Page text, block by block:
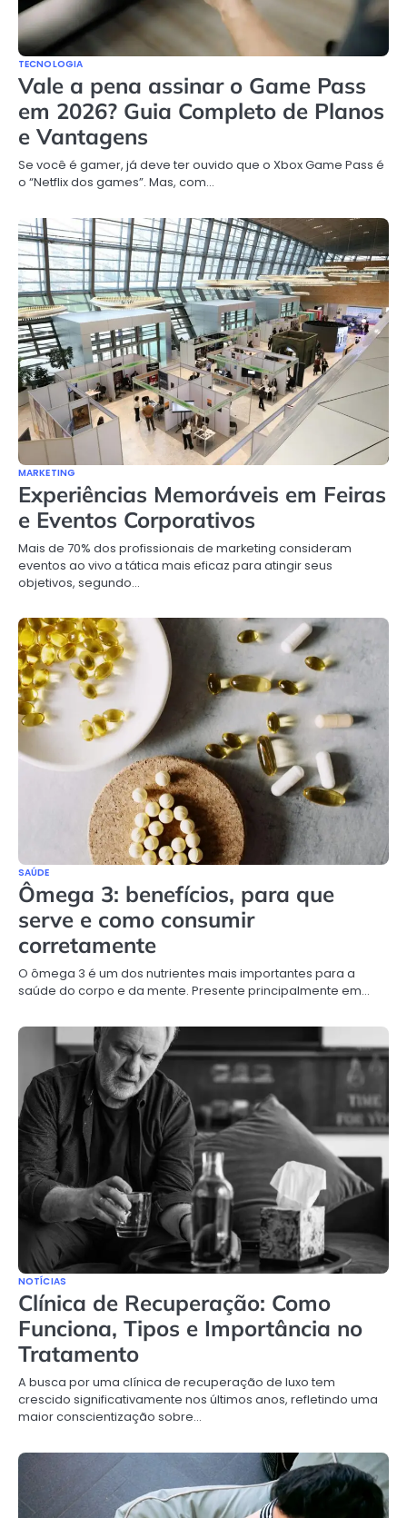
TECNOLOGIA
Vale a pena assinar o Game Pass
em 2026? Guia Completo de Planos
e Vantagens
Se você é gamer, já deve ter ouvido que o Xbox Game Pass é
o “Netflix dos games”. Mas, com…
MARKETING
Experiências Memoráveis em Feiras
e Eventos Corporativos
Mais de 70% dos profissionais de marketing consideram
eventos ao vivo a tática mais eficaz para atingir seus
objetivos, segundo…
SAÚDE
Ômega 3: benefícios, para que
serve e como consumir
corretamente
O ômega 3 é um dos nutrientes mais importantes para a
saúde do corpo e da mente. Presente principalmente em…
NOTÍCIAS
Clínica de Recuperação: Como
Funciona, Tipos e Importância no
Tratamento
A busca por uma clínica de recuperação de luxo tem
crescido significativamente nos últimos anos, refletindo uma
maior conscientização sobre…